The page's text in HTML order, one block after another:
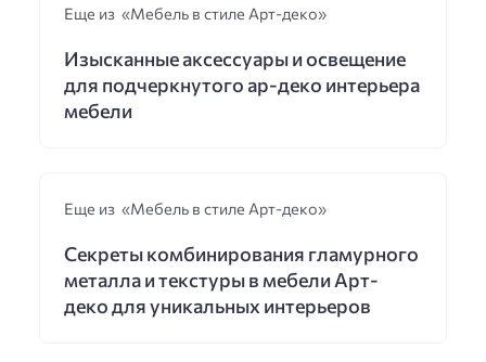
Еще из «Мебель в стиле Арт-деко»
Изысканные аксессуары и освещение
для подчеркнутого ар-деко интерьера
мебели
Еще из «Мебель в стиле Арт-деко»
Секреты комбинирования гламурного
металла и текстуры в мебели Арт-
деко для уникальных интерьеров